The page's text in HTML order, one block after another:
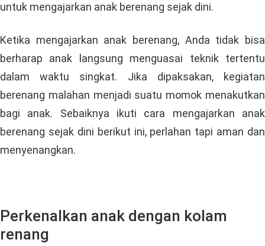
untuk mengajarkan anak berenang sejak dini.
Ketika mengajarkan anak berenang, Anda tidak bisa
berharap anak langsung menguasai teknik tertentu
dalam waktu singkat. Jika dipaksakan, kegiatan
berenang malahan menjadi suatu momok menakutkan
bagi anak. Sebaiknya ikuti cara mengajarkan anak
berenang sejak dini berikut ini, perlahan tapi aman dan
menyenangkan.
Perkenalkan anak dengan kolam
renang